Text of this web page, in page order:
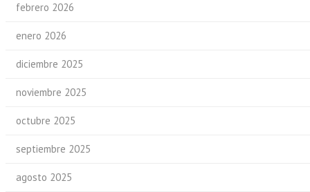
febrero 2026
enero 2026
diciembre 2025
noviembre 2025
octubre 2025
septiembre 2025
agosto 2025